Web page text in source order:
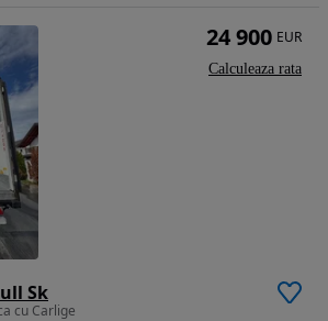
Sk
cu Carlige
24 900 EUR
Calculeaza rata